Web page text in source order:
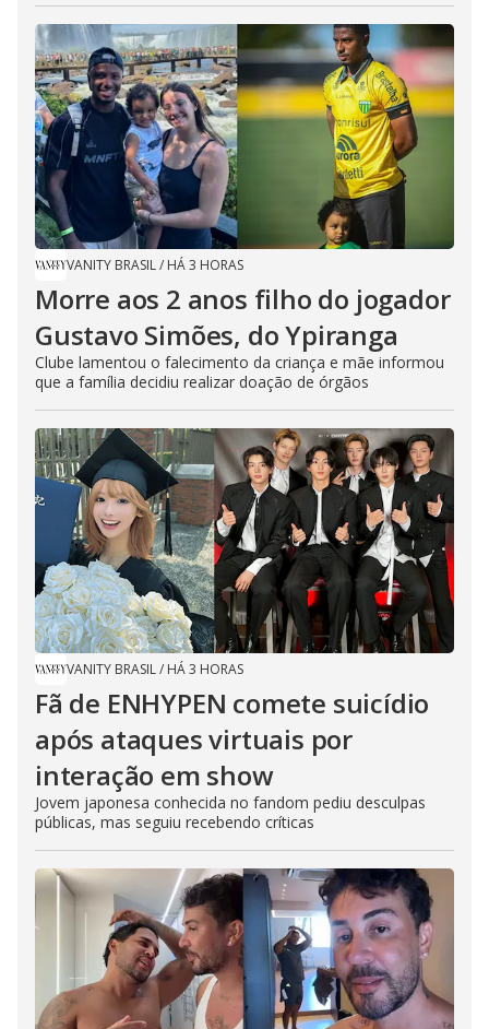
VANITY BRASIL/ HÁ 3 HORAS
Morre aos 2 anos filho do jogador
Gustavo Simões, do Ypiranga
Clube lamentou o falecimento da criança e mãe informou
que a família decidiu realizar doação de órgãos
VANITY BRASIL/ HÁ 3 HORAS
Fã de ENHYPEN comete suicídio
após ataques virtuais por
interação em show
Jovem japonesa conhecida no fandom pediu desculpas
públicas, mas seguiu recebendo críticas